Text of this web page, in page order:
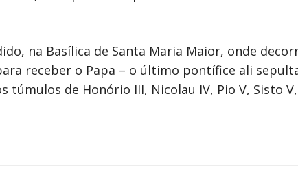
na Basílica de Santa Maria Maior, onde
receber o Papa – o último pontífice ali
de Honório III, Nicolau IV, Pio V, Sisto